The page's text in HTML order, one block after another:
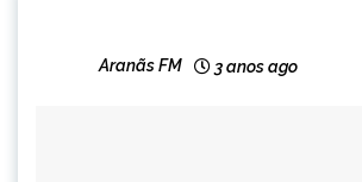
Aranãs FM 3 anos ago